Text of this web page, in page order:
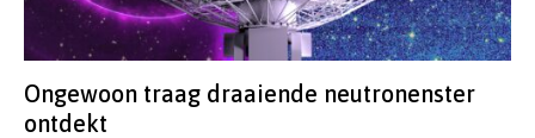
Ongewoon traag draaiende neutronenster
ontdekt